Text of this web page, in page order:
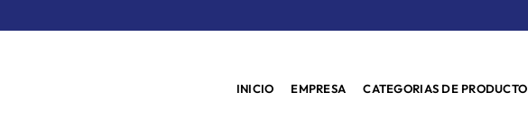
INICIO EMPRESA CATEGORIAS DE PRODUCTO